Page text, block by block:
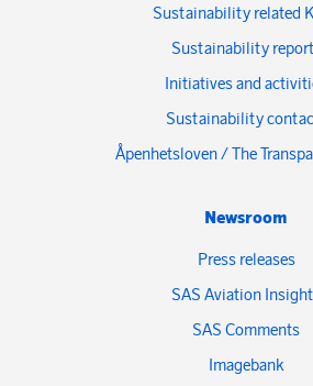
Sustainability related
Sustainability
Initiatives and
Sustainability
Åpenhetsloven / The
Newsroom
Press releases
SAS Aviation
SAS Comments
Imagebank